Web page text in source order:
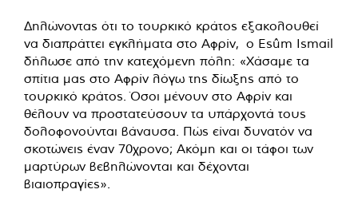
Δηλώνοντας ότι το τουρκικό κράτος εξακολουθεί
να διαπράττει εγκλήματα στο Αφρίν, ο Esûm Ismail
δήλωσε από την κατεχόμενη πόλη: «Χάσαμε τα
σπίτια μας στο Αφρίν λόγω της δίωξης από το
τουρκικό κράτος. Όσοι μένουν στο Αφρίν και
θέλουν να προστατεύσουν τα υπάρχοντά τους
δολοφονούνται βάναυσα. Πώς είναι δυνατόν να
σκοτώνεις έναν 70χρονο; Ακόμη και οι τάφοι των
μαρτύρων βεβηλώνονται και δέχονται
βιαιοπραγίες».